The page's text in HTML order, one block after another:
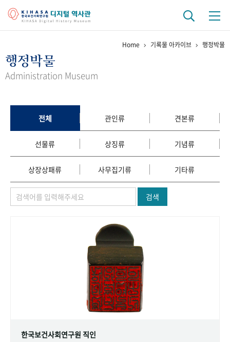
걸어온 길 기관 변천사
정책과 연구 키워드로 보는 연구 역사
연구자들
간행물 변천사
기록물 아카이브
사진 아카이브 문서 기록물 행정박물 영상 기록물
숫자로 보는 50년 50+1
Home 기록물 아카이브 행정박물
행정박물
Administration Museum
전체 관인류 견본류
선물류 상징류 기념류
상장상패류 사무집기류 기타류
검색
한국보건사회연구원 직인